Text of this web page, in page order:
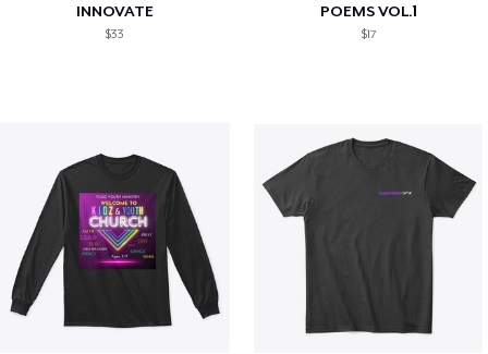
INNOVATE
$33
POEMS VOL.1
$17